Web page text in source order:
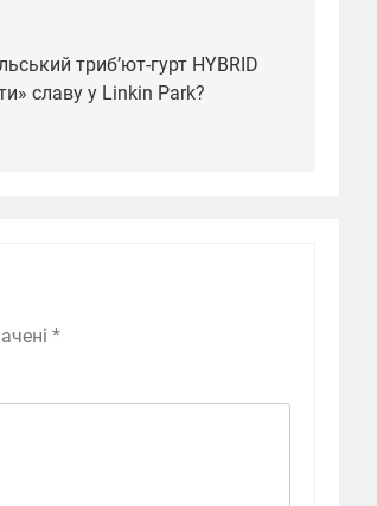
триб’ют-гурт HYBRID
славу у Linkin Park?
*